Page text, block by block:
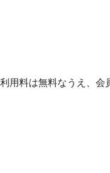
料は無料なうえ、会